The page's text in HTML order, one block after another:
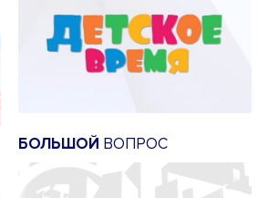
БОЛЬШОЙ ВОПРОС